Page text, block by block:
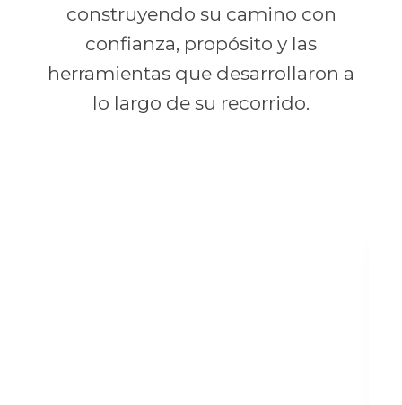
construyendo su camino con
confianza, propósito y las
herramientas que desarrollaron a
lo largo de su recorrido.